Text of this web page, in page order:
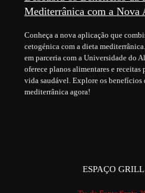
Mediterrânica com a Nova
Conheça a nova aplicação que
cetogénica com a dieta
em parceria com a Universidade do
oferece planos alimentares e receitas
vida saudável. Explore os benefícios
mediterrânica agora!
ESPAÇO GRILL